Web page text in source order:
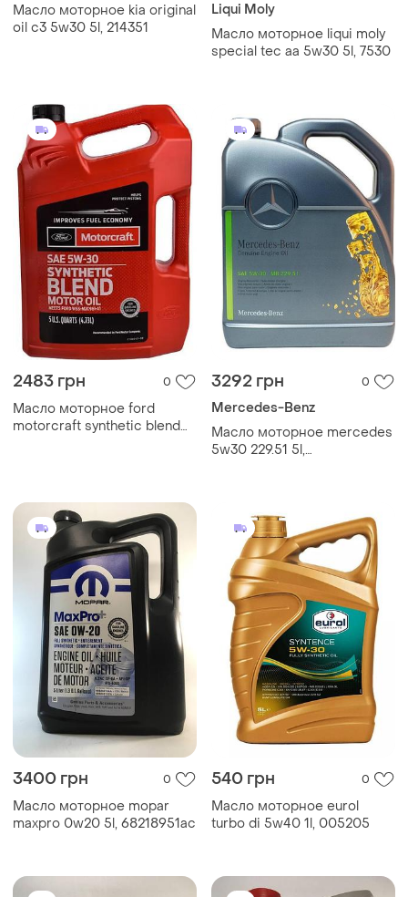
Масло моторное kia original
oil c3 5w30 5l, 214351
Liqui Moly
Масло моторное liqui moly
special tec aa 5w30 5l, 7530
2483 грн 0
Масло моторное ford
motorcraft synthetic blend
3292 грн 0
Mercedes-Benz
Масло моторное mercedes
5w30 229.51 5l,
3400 грн 0
Масло моторное mopar
maxpro 0w20 5l, 68218951ac
540 грн 0
Масло моторное eurol
turbo di 5w40 1l, 005205